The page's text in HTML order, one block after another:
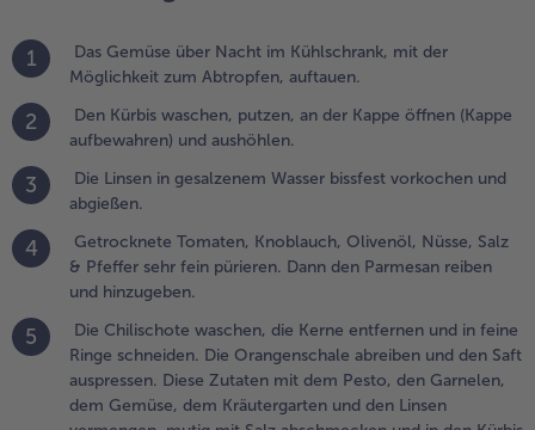
Ringe
Die
und
Saft
Zutaten
dem
den
dem
dem
den Linsen
mit Salz
1
Das Gemüse über Nacht im Kühlschrank, mit der
Möglichkeit zum Abtropfen, auftauen.
2
Den Kürbis waschen, putzen, an der Kappe öffnen (Kappe
aufbewahren) und aushöhlen.
3
Die Linsen in gesalzenem Wasser bissfest vorkochen und
abgießen.
4
Getrocknete Tomaten, Knoblauch, Olivenöl, Nüsse, Salz
& Pfeffer sehr fein pürieren. Dann den Parmesan reiben
und hinzugeben.
5
Die Chilischote waschen, die Kerne entfernen und in feine
Ringe schneiden. Die Orangenschale abreiben und den Saft
auspressen. Diese Zutaten mit dem Pesto, den Garnelen,
dem Gemüse, dem Kräutergarten und den Linsen